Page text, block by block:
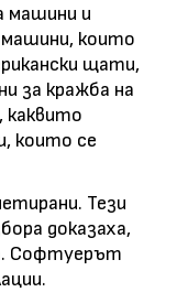
машини и
машини, които
щати,
за кражба на
каквито
които се
Тези
доказаха,
Софтуерът